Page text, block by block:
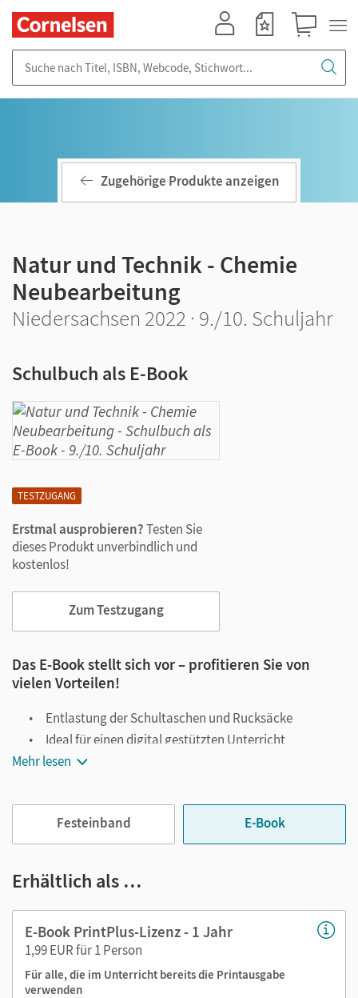
TESTZUGANG
Erstmal ausprobieren?Testen Sie
dieses Produkt unverbindlich und
kostenlos!
Zum Testzugang
Zugehörige Produkte anzeigen
Natur und Technik - Chemie
Neubearbeitung
Niedersachsen 2022 · 9./10. Schuljahr
Schulbuch als E-Book
Das E-Book stellt sich vor – profitieren Sie von
vielen Vorteilen!
Entlastung der Schultaschen und Rucksäcke
Ideal für einen digital gestützten Unterricht
Notiz- und Markierungsmöglichkeit
Viele digitale Funktionen unterstützen das Lehren und
Lernen:
Notizen erstellen
Lesezeichen hinzufügen
Zoomen
Mehr lesen
Festeinband E-Book
Erhältlich als …
E-Book PrintPlus-Lizenz - 1 Jahr
1,99 EUR für 1 Person
Für alle, die im Unterricht bereits die Printausgabe
verwenden